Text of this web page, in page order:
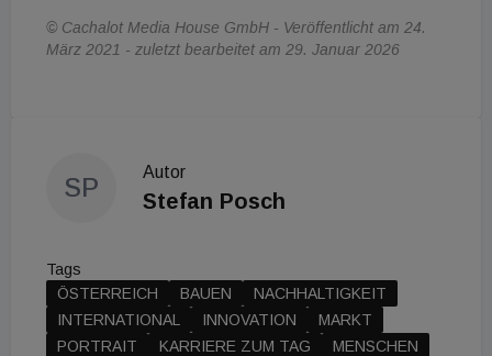
© Cachalot Media House GmbH - Veröffentlicht am 24.
März 2021 - zuletzt bearbeitet am 29. Januar 2026
SP
Autor
Stefan Posch
Tags
ÖSTERREICH
BAUEN
NACHHALTIGKEIT
INTERNATIONAL
INNOVATION
MARKT
PORTRAIT
KARRIERE ZUM TAG
MENSCHEN